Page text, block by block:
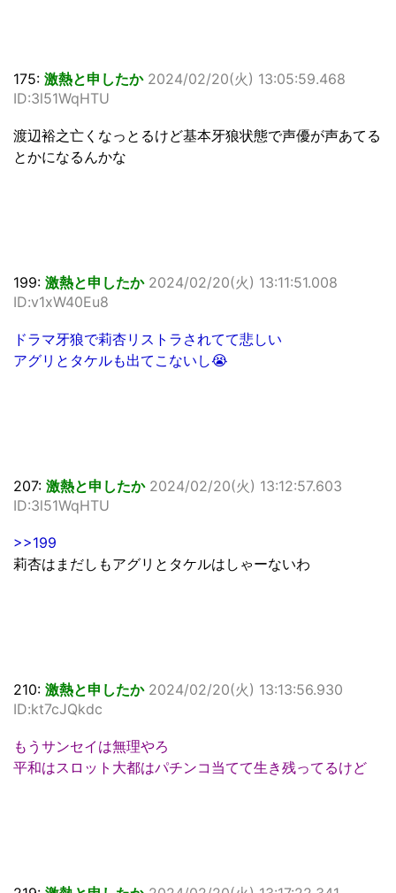
175: 激熱と申したか 2024/02/20(火) 13:05:59.468
ID:3l51WqHTU
渡辺裕之亡くなっとるけど基本牙狼状態で声優が声あてる
とかになるんかな
199: 激熱と申したか 2024/02/20(火) 13:11:51.008
ID:v1xW40Eu8
ドラマ牙狼で莉杏リストラされてて悲しい
アグリとタケルも出てこないし😭
207: 激熱と申したか 2024/02/20(火) 13:12:57.603
ID:3l51WqHTU
>>199
莉杏はまだしもアグリとタケルはしゃーないわ
210: 激熱と申したか 2024/02/20(火) 13:13:56.930
ID:kt7cJQkdc
もうサンセイは無理やろ
平和はスロット大都はパチンコ当てて生き残ってるけど